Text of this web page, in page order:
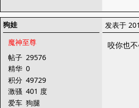
狗娃
魔神至尊
帖子 29576
精华 0
积分 49729
激骚 401 度
爱车 狗腿
发表于
咬你也